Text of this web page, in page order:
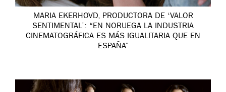
MARIA EKERHOVD, PRODUCTORA DE ‘VALOR
SENTIMENTAL’: “EN NORUEGA LA INDUSTRIA
CINEMATOGRÁFICA ES MÁS IGUALITARIA QUE EN
ESPAÑA”